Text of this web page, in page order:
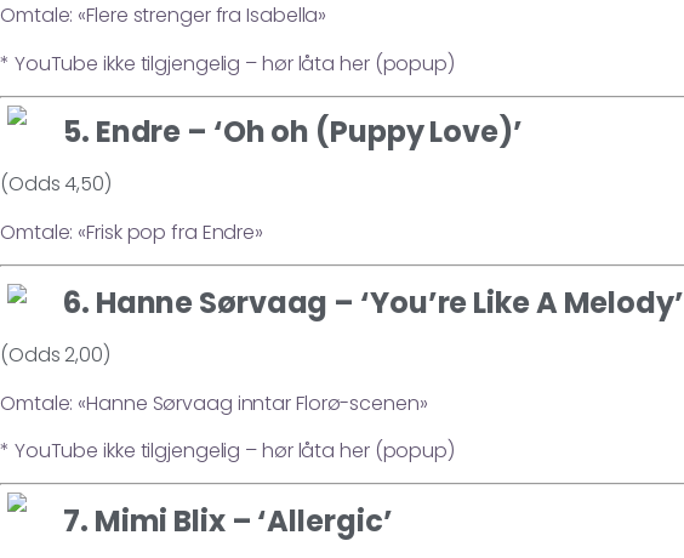
Omtale: «Flere strenger fra Isabella»
* YouTube ikke tilgjengelig – hør låta her (popup)
5. Endre – ‘Oh oh (Puppy Love)’
(Odds 4,50)
Omtale: «Frisk pop fra Endre»
6. Hanne Sørvaag – ‘You’re Like A Melody’
(Odds 2,00)
Omtale: «Hanne Sørvaag inntar Florø-scenen»
* YouTube ikke tilgjengelig – hør låta her (popup)
7. Mimi Blix – ‘Allergic’